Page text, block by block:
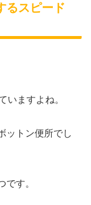
るスピード
いますよね。
ットン便所でし
です。